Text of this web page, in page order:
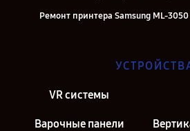
Ремонт принтера Samsung ML-
VR системы
Варочные панели